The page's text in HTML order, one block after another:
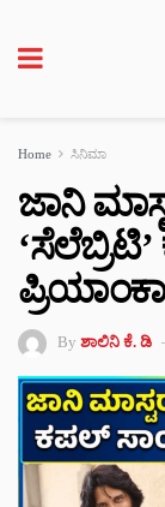
Home ಸಿನಿಮಾ
ಜಾನಿ
By ಶಾಲಿನಿ ಕೆ. ಡಿ